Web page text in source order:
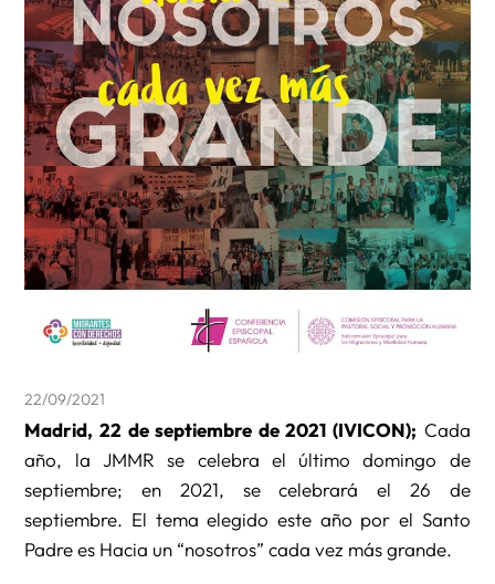
22/09/2021
Madrid, 22 de septiembre de 2021 (IVICON); Cada
año, la JMMR se celebra el último domingo de
septiembre; en 2021, se celebrará el 26 de
septiembre. El tema elegido este año por el Santo
Padre es Hacia un “nosotros” cada vez más grande.